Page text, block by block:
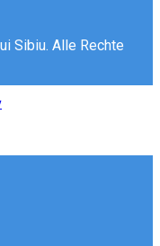
Sibiu. Alle Rechte